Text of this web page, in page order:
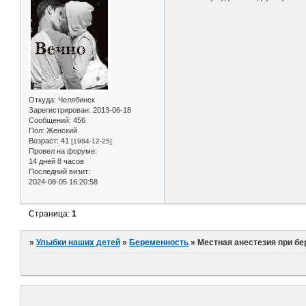
Откуда: Челябинск
Зарегистрирован: 2013-06-18
Сообщений: 456
Пол: Женский
Возраст: 41 [1984-12-25]
Провел на форуме:
14 дней 8 часов
Последний визит:
2024-08-05 16:20:58
Страница:1
»Улыбки наших детей »Беременность »Местная анестезия при